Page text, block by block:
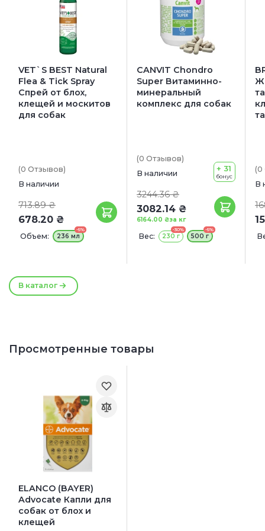
В каталог
VET`S BEST Natural
Flea & Tick Spray
Спрей от блох,
клещей и москитов
для собак
(0 Отзывов)
В наличии
713.89 ₴
678.20 ₴
Объем:
-5%
236 мл
CANVIT Chondro
Super Витаминно-
минеральный
комплекс для собак
(0 Отзывов)
В наличии
3244.36 ₴
3082.14 ₴
за кг
6164.00 ₴
+ 31
бонус
Вес:
-30%
230 г
-5%
500 г
(0
В
Просмотренные товары
ELANCO (BAYER)
Advocate Капли для
собак от блох и
клещей